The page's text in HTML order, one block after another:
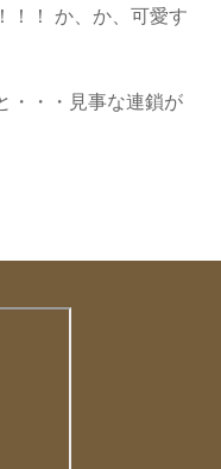
！！ か、か、可愛す
・・・見事な連鎖が